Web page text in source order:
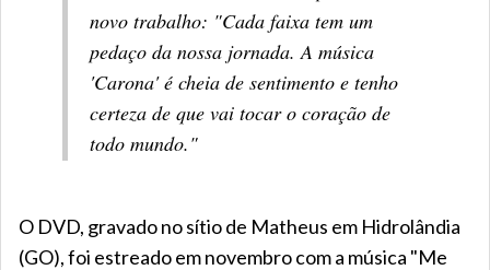
novo trabalho: "Cada faixa tem um
pedaço da nossa jornada. A música
'Carona' é cheia de sentimento e tenho
certeza de que vai tocar o coração de
todo mundo."
O DVD, gravado no sítio de Matheus em Hidrolândia
(GO), foi estreado em novembro com a música "Me